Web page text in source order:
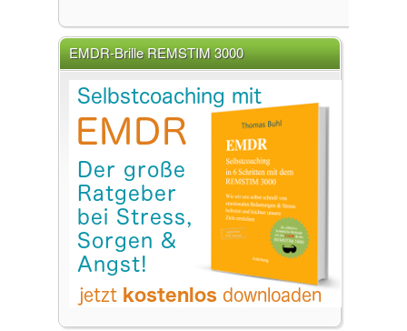
EMDR-Brille REMSTIM 3000